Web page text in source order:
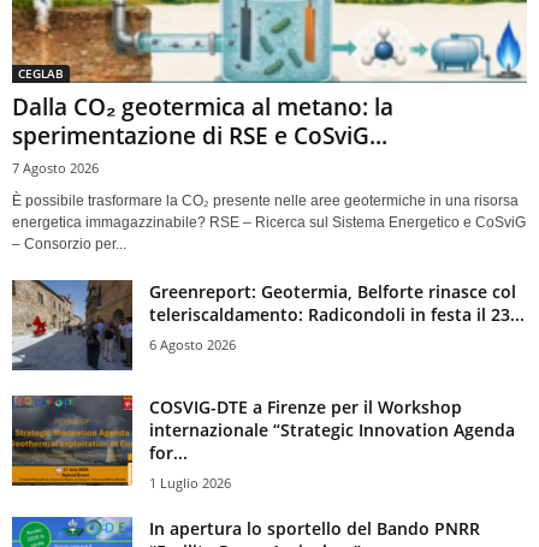
CEGLAB
Dalla CO₂ geotermica al metano: la
sperimentazione di RSE e CoSviG...
7 Agosto 2026
È possibile trasformare la CO₂ presente nelle aree geotermiche in una risorsa
energetica immagazzinabile? RSE – Ricerca sul Sistema Energetico e CoSviG
– Consorzio per...
Greenreport: Geotermia, Belforte rinasce col
teleriscaldamento: Radicondoli in festa il 23...
6 Agosto 2026
COSVIG-DTE a Firenze per il Workshop
internazionale “Strategic Innovation Agenda
for...
1 Luglio 2026
In apertura lo sportello del Bando PNRR